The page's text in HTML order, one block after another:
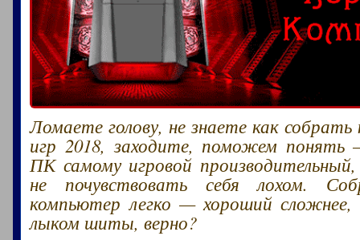
Ломаете голову, не знаете как
игр 2018, заходите, поможем понять
ПК самому игровой
не почувствовать себя лохом.
компьютер легко — хороший
лыком шиты, верно?